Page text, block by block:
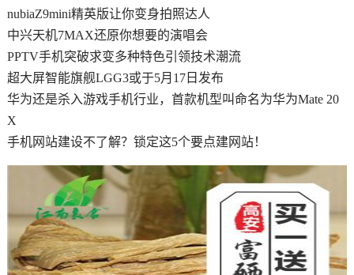
nubiaZ9mini精英版让你变身拍照达人
中兴天机7MAX还原你想要的演唱会
PPTV手机突破求变多种特色引领技术潮流
超大屏智能旗舰LGG3或于5月17日发布
华为还是杀入游戏手机行业，首款机型叫命名为华为Mate 20
X
手机网站建设不了解？锁定这5个要点建网站！